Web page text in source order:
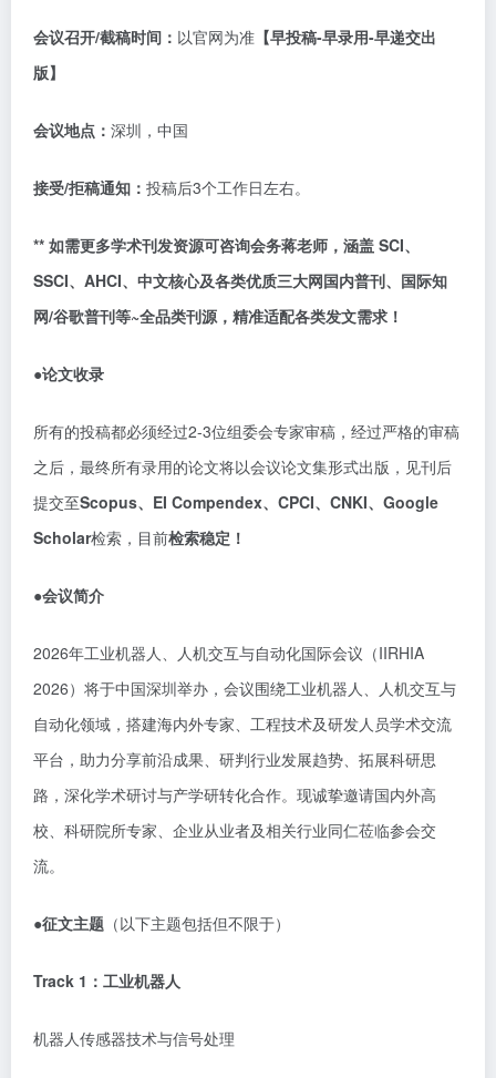
会议召开/截稿时间： 以官网为准 【早投稿-早录用-早递交出
版】
会议地点： 深圳，中国
接受/拒稿通知： 投稿后3个工作日左右。
** 如需更多学术刊发资源可咨询会务蒋老师，涵盖 SCI、
SSCI、AHCI、中文核心及各类优质三大网国内普刊、国际知
网/谷歌普刊等~全品类刊源， 精准适配各类发文需求 ！
●论文收录
所有的投稿都必须经过2-3位组委会专家审稿，经过严格的审稿
之后，最终所有录用的论文将以会议论文集形式出版，见刊后
提交至Scopus、EI Compendex、CPCI、CNKI、Google
Scholar检索，目前检索稳定！
●会议简介
2026年工业机器人、人机交互与自动化国际会议（IIRHIA
2026）将于中国深圳举办，会议围绕工业机器人、人机交互与
自动化领域，搭建海内外专家、工程技术及研发人员学术交流
平台，助力分享前沿成果、研判行业发展趋势、拓展科研思
路，深化学术研讨与产学研转化合作。现诚挚邀请国内外高
校、科研院所专家、企业从业者及相关行业同仁莅临参会交
流。
●征文主题 （以下主题包括但不限于）
Track 1：工业机器人
机器人传感器技术与信号处理